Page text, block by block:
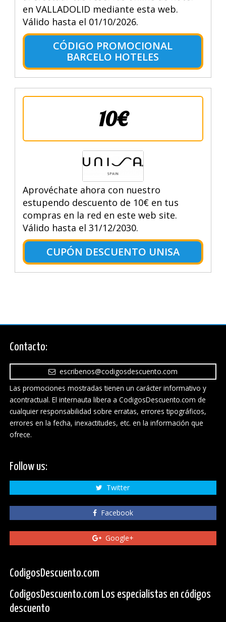
en VALLADOLID mediante esta web.
Válido hasta el 01/10/2026.
CÓDIGO PROMOCIONAL
BARCELO HOTELES
10€
Aprovéchate ahora con nuestro
estupendo descuento de 10€ en tus
compras en la red en este web site.
Válido hasta el 31/12/2030.
CUPÓN DESCUENTO UNISA
Contacto:
escribenos@codigosdescuento.com
Las promociones mostradas tienen un carácter informativo y
acontractual. El internauta libera a CodigosDescuento.com de
cualquier responsabilidad sobre erratas, errores tipográficos,
errores en la fecha, inexactitudes, etc. en la información que
ofrece.
Follow us:
Twitter
Facebook
Google+
CodigosDescuento.com
CodigosDescuento.com Los especialistas en códigos
descuento